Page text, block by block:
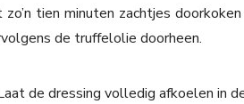
zo’n tien minuten zachtjes
de truffelolie doorheen.
de dressing volledig afkoelen in